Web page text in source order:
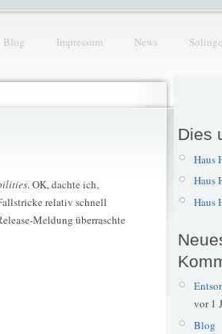
Blog Impressum News
. OK, dachte ich,
relativ schnell
Meldung überraschte
Dies
Haus
Haus
Haus
vor 1
Blog